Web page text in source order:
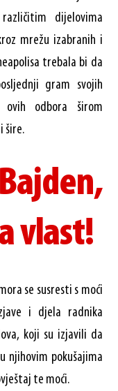
dijelovima
mrežu izabranih i
trebala bi da
gram svojih
ovih odbora širom
šire.
vlast!
se susresti s moći
i djela radnika
koji su izjavili da
njihovim pokušajima
te moći.